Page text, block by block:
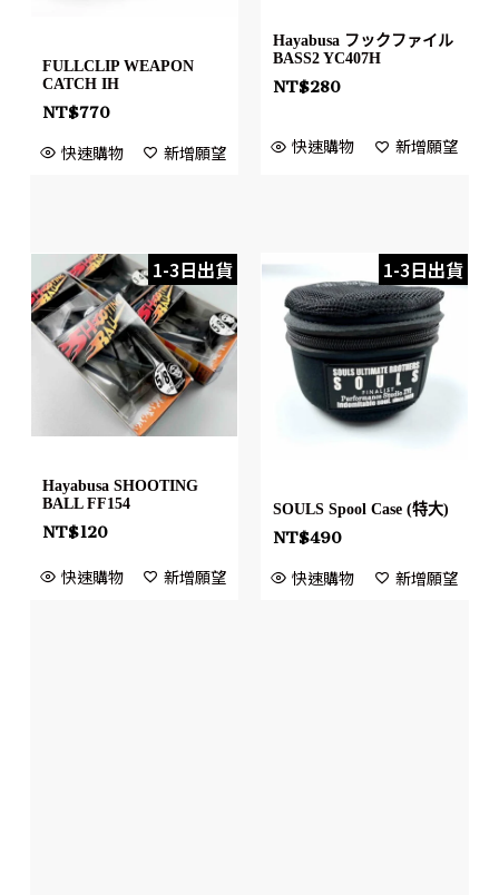
FULLCLIP WEAPON
CATCH IH
NT$770
快速購物 新增願望
Hayabusa フックファイル
BASS2 YC407H
NT$280
快速購物 新增願望
1-3日出貨
Hayabusa SHOOTING
BALL FF154
NT$120
快速購物 新增願望
1-3日出貨
SOULS Spool Case (特大)
NT$490
快速購物 新增願望